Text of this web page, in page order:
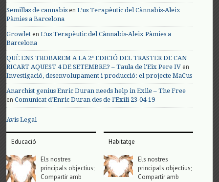
Semillas de cannabis enL’us Terapèutic del Cànnabis-Aleix
Pàmies a Barcelona
Growlet enL’us Terapèutic del Cànnabis-Aleix Pàmies a
Barcelona
QUÈ ENS TROBAREM A LA 2ª EDICIÓ DEL TRASTER DE CAN
RICART AQUEST 4 DE SETEMBRE? – Taula de l'Eix Pere IV en
Investigació, desenvolupament i producció: el projecte MaCus
Anarchist genius Enric Duran needs help in Exile – The Free
enComunicat d’Enric Duran des de l’Exili 23-04-19
Avis Legal
Educació
Els nostres
principals objectius;
Compartir amb
Habitatge
Els nostres
principals objectius;
Compartir amb